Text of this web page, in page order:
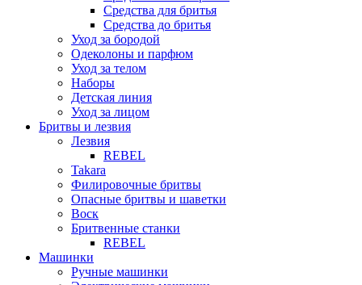
Средства для бритья
Средства до бритья
Уход за бородой
Одеколоны и парфюм
Уход за телом
Наборы
Детская линия
Уход за лицом
Бритвы и лезвия
Лезвия
REBEL
Takara
Филировочные бритвы
Опасные бритвы и шаветки
Воск
Бритвенные станки
REBEL
Машинки
Ручные машинки